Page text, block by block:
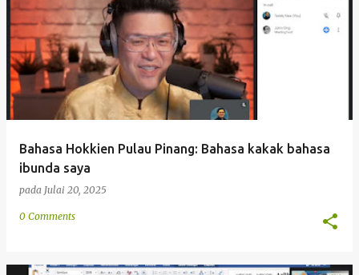
a
n
Bahasa Hokkien Pulau Pinang: Bahasa kakak bahasa
ibunda saya
pada Julai 20, 2025
0 Comments